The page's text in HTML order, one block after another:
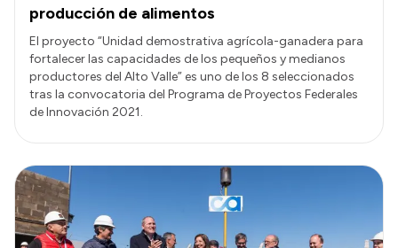
producción de alimentos
El proyecto “Unidad demostrativa agrícola-ganadera para
fortalecer las capacidades de los pequeños y medianos
productores del Alto Valle” es uno de los 8 seleccionados
tras la convocatoria del Programa de Proyectos Federales
de Innovación 2021.